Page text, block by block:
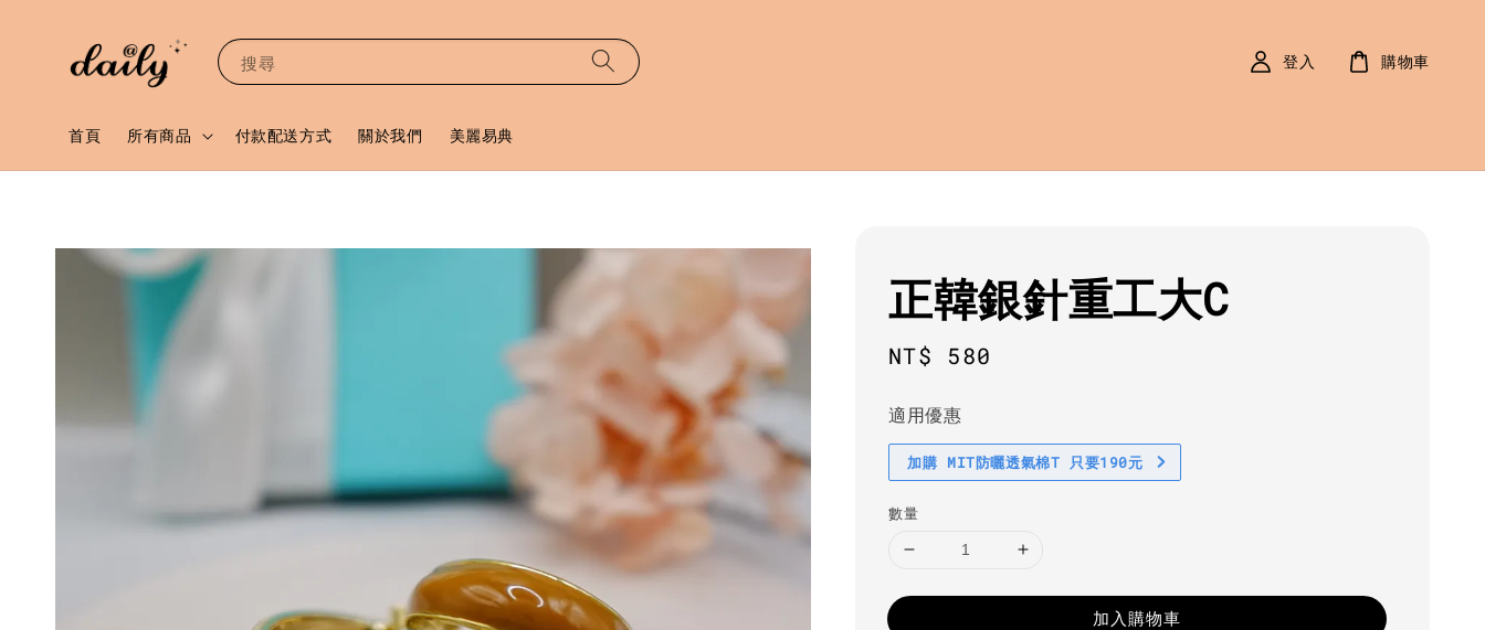
搜尋
首頁 所有商品 付款配送方式 關於我們 美麗易典
登入 購物車
正韓銀針重工大C
Regular
NT$ 580
適用優惠
加購 MIT防曬透氣棉T 只要190元
數量
加入購物車